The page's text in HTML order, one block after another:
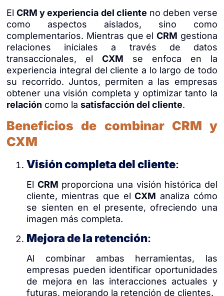
ElCRM y experiencia del cliente no deben verse
como aspectos aislados, sino como
complementarios. Mientras que el CRM gestiona
relaciones iniciales a través de datos
transaccionales, elCXM se enfoca en la
experiencia integral del cliente a lo largo de todo
su recorrido. Juntos, permiten a las empresas
obtener una visión completa y optimizar tanto la
relación como lasatisfacción del cliente.
Beneficios de combinar CRM y
CXM
Visión completa del cliente:
El CRM proporciona una visión histórica del
cliente, mientras que elCXM analiza cómo
se sienten en el presente, ofreciendo una
imagen más completa.
Mejora de la retención:
Al combinar ambas herramientas, las
empresas pueden identificar oportunidades
de mejora en las interacciones actuales y
futuras, mejorando la retención de clientes.